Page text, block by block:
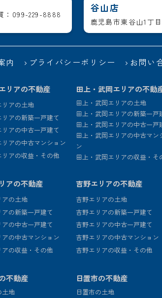
：099-229-8888
谷山店
鹿児島市東谷山1丁
内 プライバシーポリシー お問い
リアの不動産
リアの土地
リアの新築一戸建て
リアの中古一戸建て
リアの中古マンション
リアの収益・その他
田上・武岡エリアの不動
田上・武岡エリアの土地
田上・武岡エリアの新築一戸
田上・武岡エリアの中古一戸
田上・武岡エリアの中古マン
ン
田上・武岡エリアの収益・そ
アの不動産
の土地
の新築一戸建て
の中古一戸建て
の中古マンション
の収益・その他
吉野エリアの不動産
吉野エリアの土地
吉野エリアの新築一戸建て
吉野エリアの中古一戸建て
吉野エリアの中古マンション
吉野エリアの収益・その他
不動産
土地
日置市の不動産
日置市の土地